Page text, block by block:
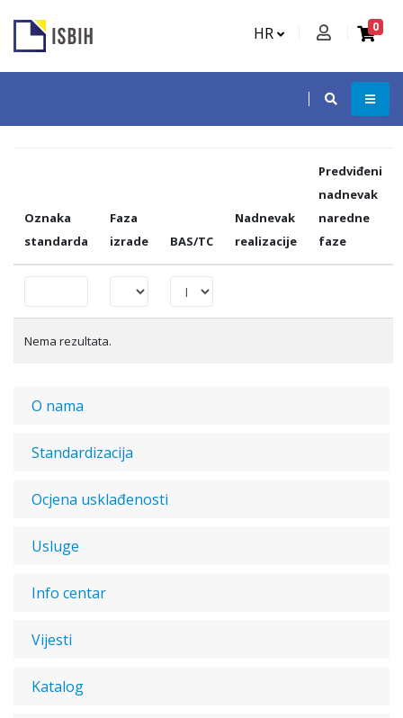
HR 0
Oznaka
standarda
Faza
izrade
BAS/TC
Nadnevak
realizacije
Predviđeni
nadnevak
naredne
faze
Nema rezultata.
O nama
Standardizacija
Ocjena usklađenosti
Usluge
Info centar
Vijesti
Katalog